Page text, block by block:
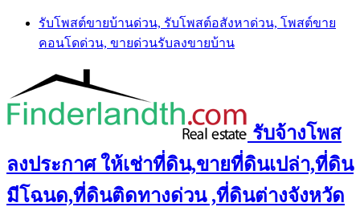
Skip
content
รับโพสต์ขายบ้านด่วน, รับโพสต์อสังหาด่วน, โพสต์ขาย
คอนโดด่วน, ขายด่วนรับลงขายบ้าน
รับจ้างโพส
ลงประกาศ ให้เช่าที่ดิน,ขายที่ดินเปล่า,ที่ดิน
มีโฉนด,ที่ดินติดทางด่วน ,ที่ดินต่างจังหวัด